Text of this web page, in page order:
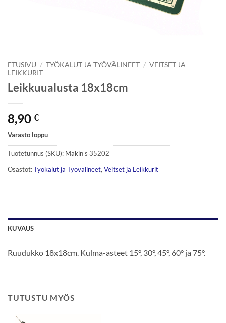
ETUSIVU / TYÖKALUT JA TYÖVÄLINEET / VEITSET JA
LEIKKURIT
Leikkuualusta 18x18cm
8,90 €
Varasto loppu
Tuotetunnus (SKU): Makin's 35202
Osastot:Työkalut ja Työvälineet, Veitset ja Leikkurit
KUVAUS
Ruudukko 18x18cm. Kulma-asteet 15°, 30°, 45°, 60° ja 75°.
TUTUSTU MYÖS